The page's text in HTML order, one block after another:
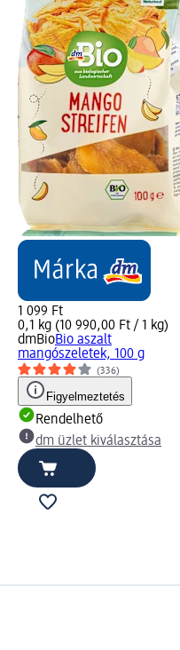
1 099 Ft
0,1 kg (10 990,00 Ft / 1 kg)
dmBioBio aszalt
mangószeletek, 100 g
(336)
Figyelmeztetés
Rendelhető
dm üzlet kiválasztása